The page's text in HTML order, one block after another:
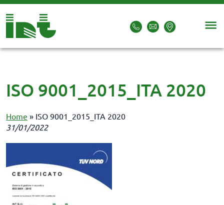
ISO 9001_2015_ITA 2020
Home » ISO 9001_2015_ITA 2020
31/01/2022